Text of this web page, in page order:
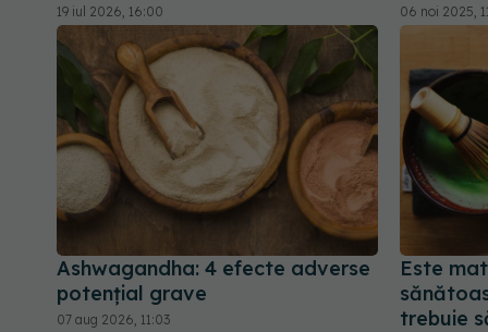
19 iul 2026, 16:00 06 noi 2025,
Ashwagandha: 4 efecte adverse
potențial grave
07 aug 2026, 11:03
Este
trebuie